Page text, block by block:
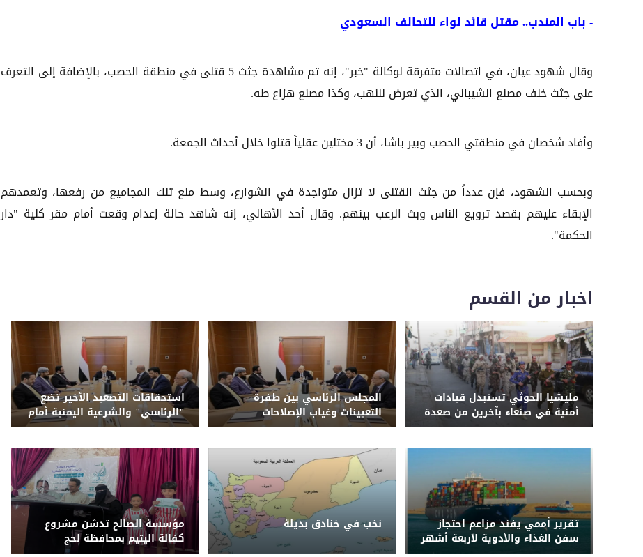
- باب المندب.. مقتل قائد لواء للتحالف السعودي
وقال شهود عيان، في اتصالات متفرقة لوكالة "خبر"، إنه تم مشاهدة جثث 5 قتلى في منطقة الحصب، بالإضافة إلى التعرف
على جثث خلف مصنع الشيباني، الذي تعرض للنهب، وكذا مصنع هزاع طه.
وأفاد شخصان في منطقتي الحصب وبير باشا، أن 3 مختلين عقلياً قتلوا خلال أحداث الجمعة.
وبحسب الشهود، فإن عدداً من جثث القتلى لا تزال متواجدة في الشوارع، وسط منع تلك المجاميع من رفعها، وتعمدهم
الإبقاء عليهم بقصد ترويع الناس وبث الرعب بينهم. وقال أحد الأهالي، إنه شاهد حالة إعدام وقعت أمام مقر كلية "دار
الحكمة".
اخبار من القسم
مليشيا الحوثي تستبدل قيادات
أمنية في صنعاء بآخرين من صعدة
وحجة وترسل ضباطاً إلى دورات
المجلس الرئاسي بين طفرة
التعيينات وغياب الإصلاحات
استحقاقات التصعيد الأخير تضع
"الرئاسي" والشرعية اليمنية أمام
حتمية الحسم وإنهاء الانقلاب
تقرير أممي يفند مزاعم احتجاز
سفن الغذاء والأدوية لأربعة أشهر
نخب في خنادق بديلة مؤسسة الصالح تدشن مشروع
كفالة اليتيم بمحافظة لحج